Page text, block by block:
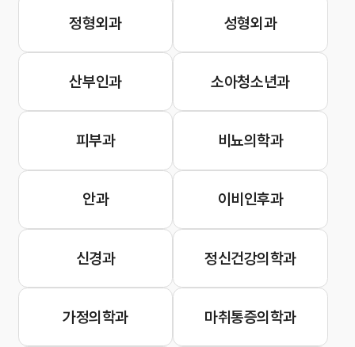
정형외과 성형외과
산부인과 소아청소년과
피부과 비뇨의학과
안과 이비인후과
신경과 정신건강의학과
가정의학과 마취통증의학과